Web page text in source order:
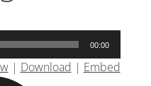
00:00
| Download | Embed